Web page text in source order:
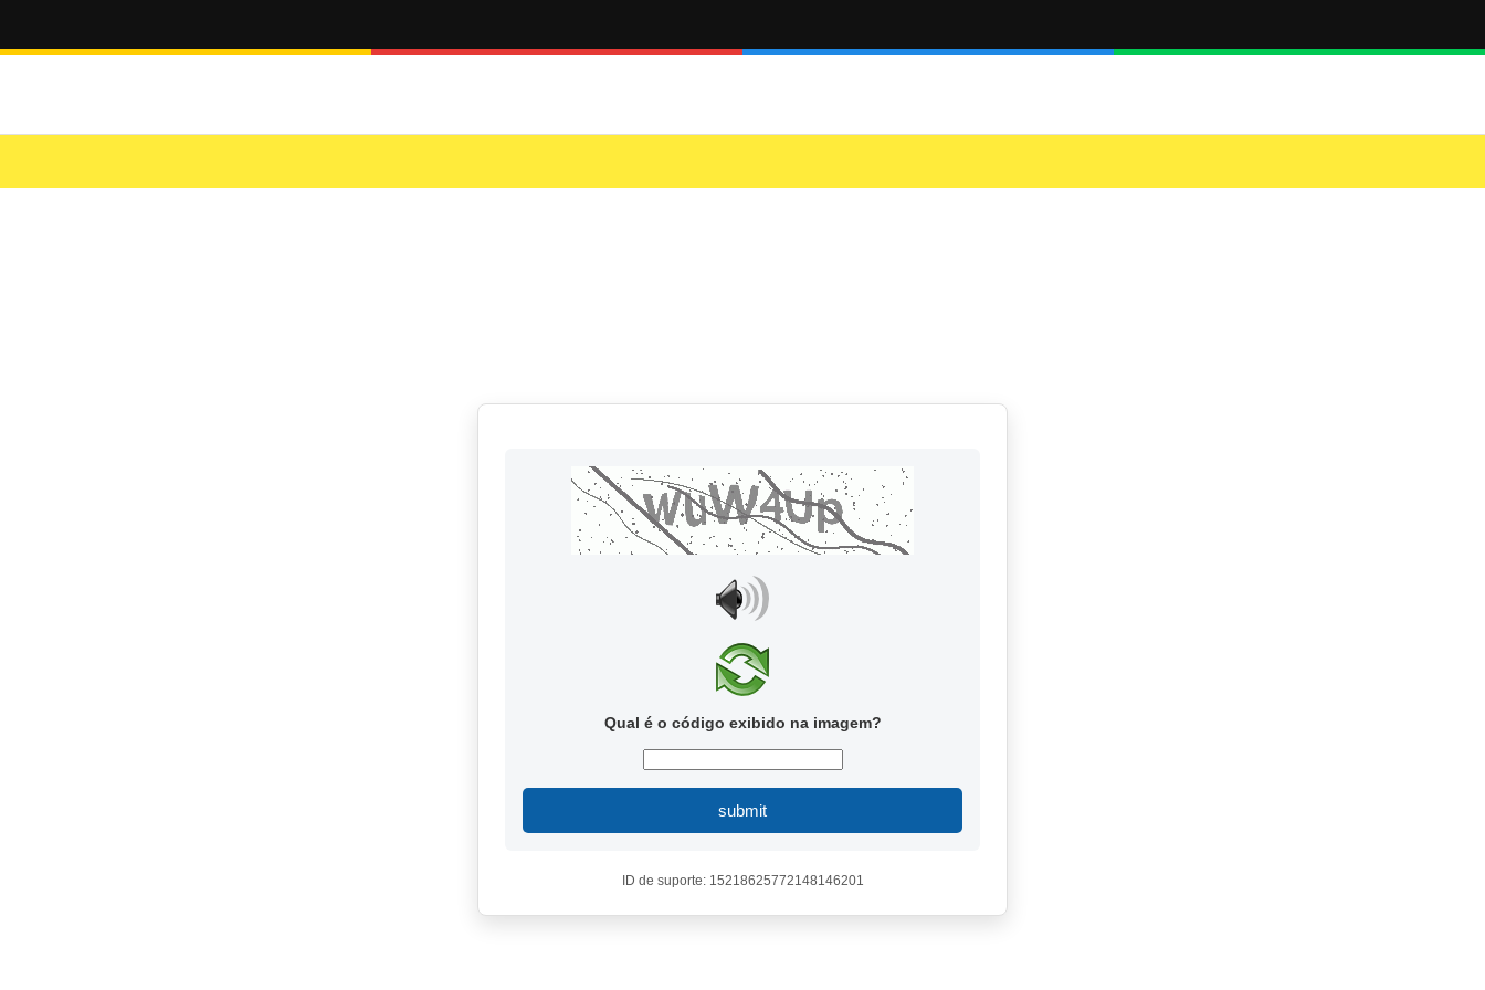
Qual é o código exibido na imagem?
submit
ID de suporte: 15218625772148146201